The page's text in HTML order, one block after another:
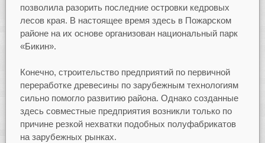
позволила разорить последние островки кедровых
лесов края. В настоящее время здесь в Пожарском
районе на их основе организован национальный парк
«Бикин».
Конечно, строительство предприятий по первичной
переработке древесины по зарубежным технологиям
сильно помогло развитию района. Однако созданные
здесь совместные предприятия возникли только по
причине резкой нехватки подобных полуфабрикатов
на зарубежных рынках.